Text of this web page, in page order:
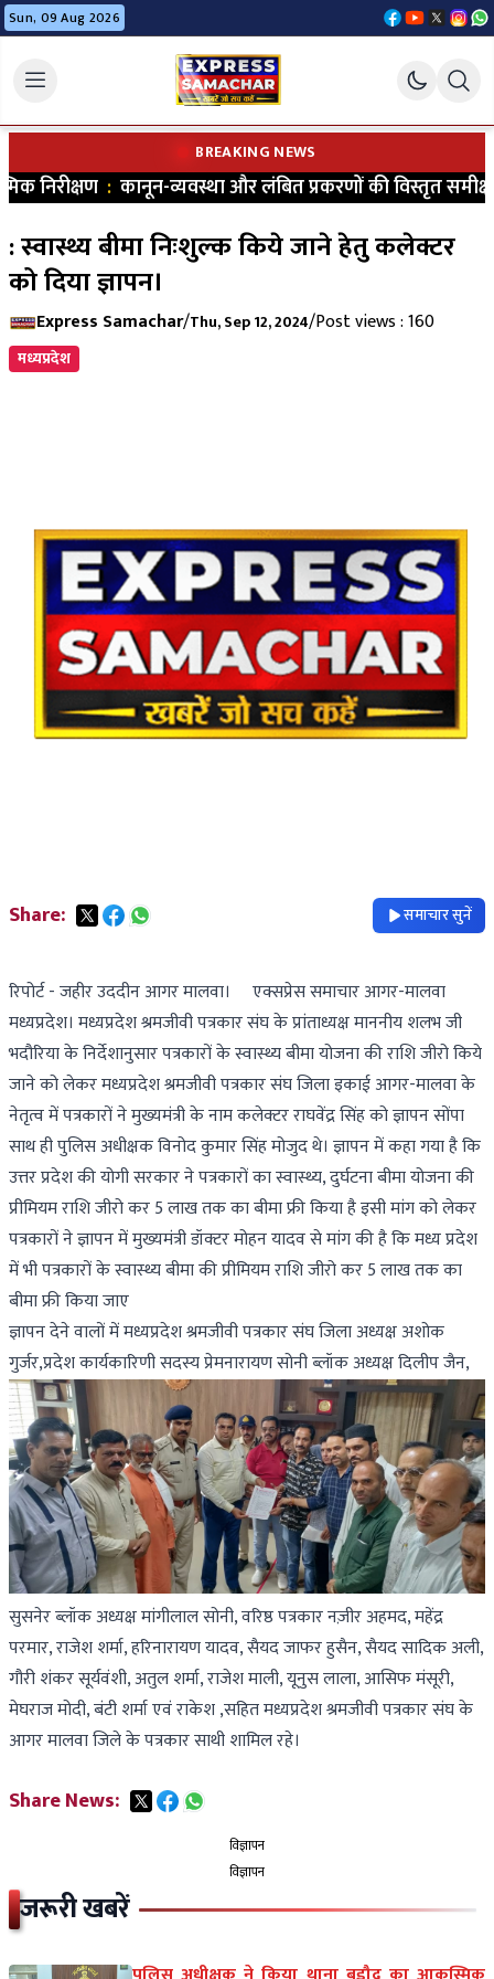
Sun, 09 Aug 2026
BREAKING NEWS
निरीक्षण:कानून-व्यवस्था और लंबित प्रकरणों की विस्तृत समीक्षा
: स्वास्थ्य बीमा निःशुल्क किये जाने हेतु कलेक्टर
को दिया ज्ञापन।
Express Samachar/Thu, Sep 12, 2024/Post views : 160
मध्यप्रदेश
Share: समाचार सुनें
रिपोर्ट - जहीर उददीन आगर मालवा। एक्सप्रेस समाचार आगर-मालवा
मध्यप्रदेश। मध्यप्रदेश श्रमजीवी पत्रकार संघ के प्रांताध्यक्ष माननीय शलभ जी
भदौरिया के निर्देशानुसार पत्रकारों के स्वास्थ्य बीमा योजना की राशि जीरो किये‌
जाने को लेकर मध्यप्रदेश श्रमजीवी पत्रकार संघ जिला इकाई आगर-मालवा के
नेतृत्व में पत्रकारों ने मुख्यमंत्री के नाम कलेक्टर राघवेंद्र सिंह को ज्ञापन सोंपा
साथ ही पुलिस अधीक्षक विनोद कुमार सिंह मोजुद थे। ज्ञापन में कहा गया है कि
उत्तर प्रदेश की योगी सरकार ने पत्रकारों का स्वास्थ्य, दुर्घटना बीमा योजना की
प्रीमियम राशि जीरो कर 5 लाख तक का बीमा फ्री किया है इसी मांग को लेकर
पत्रकारों ने ज्ञापन में मुख्यमंत्री डॉक्टर मोहन यादव से मांग की है कि मध्य प्रदेश
में भी पत्रकारों के स्वास्थ्य बीमा की प्रीमियम राशि जीरो कर 5 लाख तक का
बीमा फ्री किया जाए
ज्ञापन देने वालों में मध्यप्रदेश श्रमजीवी पत्रकार संघ जिला अध्यक्ष अशोक
गुर्जर,प्रदेश कार्यकारिणी सदस्य प्रेमनारायण सोनी ब्लॉक अध्यक्ष दिलीप जैन,
सुसनेर ब्लॉक अध्यक्ष मांगीलाल सोनी, वरिष्ठ पत्रकार नज़ीर अहमद, महेंद्र
परमार, राजेश शर्मा, हरिनारायण यादव, सैयद जाफर हुसैन, सैयद सादिक अली,
गौरी शंकर सूर्यवंशी, अतुल शर्मा, राजेश माली, यूनुस लाला, आसिफ मंसूरी,
मेघराज मोदी, बंटी शर्मा एवं राकेश ,सहित मध्यप्रदेश श्रमजीवी पत्रकार संघ के
आगर मालवा जिले के पत्रकार साथी शामिल रहे।
Share News:
विज्ञापन
विज्ञापन
जरूरी खबरें